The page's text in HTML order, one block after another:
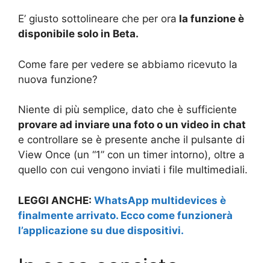
E’ giusto sottolineare che per ora la funzione è
disponibile solo in Beta.
Come fare per vedere se abbiamo ricevuto la
nuova funzione?
Niente di più semplice, dato che è sufficiente
provare ad inviare una foto o un video in chat
e controllare se è presente anche il pulsante di
View Once (un “1” con un timer intorno), oltre a
quello con cui vengono inviati i file multimediali.
LEGGI ANCHE: WhatsApp multidevices è
finalmente arrivato. Ecco come funzionerà
l’applicazione su due dispositivi.